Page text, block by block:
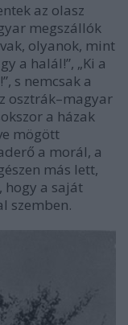
az olasz
megszállók
olyanok, mint
a halál!”, „Ki a
s nemcsak a
osztrák–magyar
a házak
mögött
a morál, a
más lett,
hogy a saját
szemben.